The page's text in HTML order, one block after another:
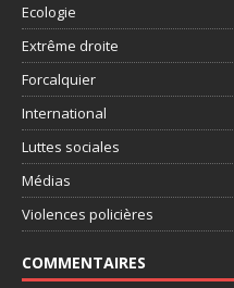
Ecologie
Extrême droite
Forcalquier
International
Luttes sociales
Médias
Violences policières
COMMENTAIRES